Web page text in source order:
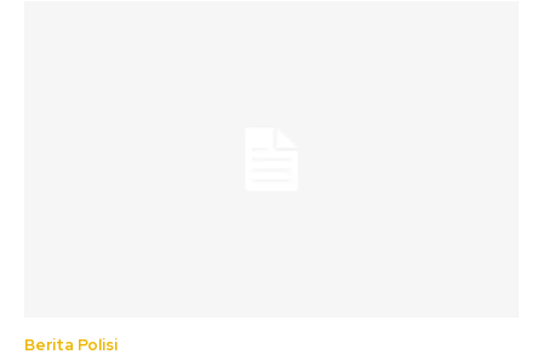
Berita Polisi